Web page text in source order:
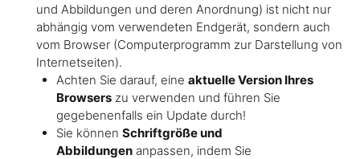
und Abbildungen und deren Anordnung) ist nicht nur
abhängig vom verwendeten Endgerät, sondern auch
vom Browser (Computerprogramm zur Darstellung von
Internetseiten).
Achten Sie darauf, eine aktuelle Version Ihres
Browsers zu verwenden und führen Sie
gegebenenfalls ein Update durch!
Sie können Schriftgröße und
Abbildungen anpassen, indem Sie